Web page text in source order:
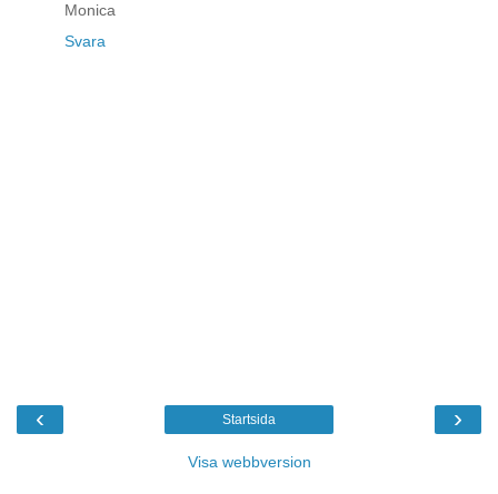
Monica
Svara
‹ ›
Startsida
Visa webbversion